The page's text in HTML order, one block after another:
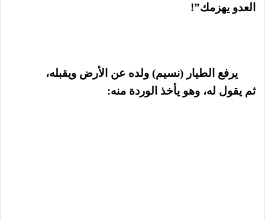
العدو يهزمك”!
يرفع الطيار (نسيم) ولده عن الأرض ويقبله،
ثم يقول له، وهو يأخذ الوردة منه: